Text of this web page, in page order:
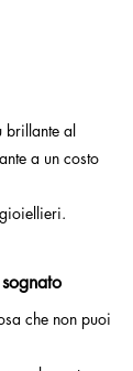
al
a un costo
che non puoi